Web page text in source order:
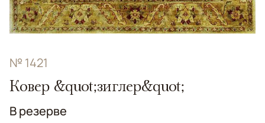
№ 1421
Ковер &quot;зиглер&quot;
В резерве